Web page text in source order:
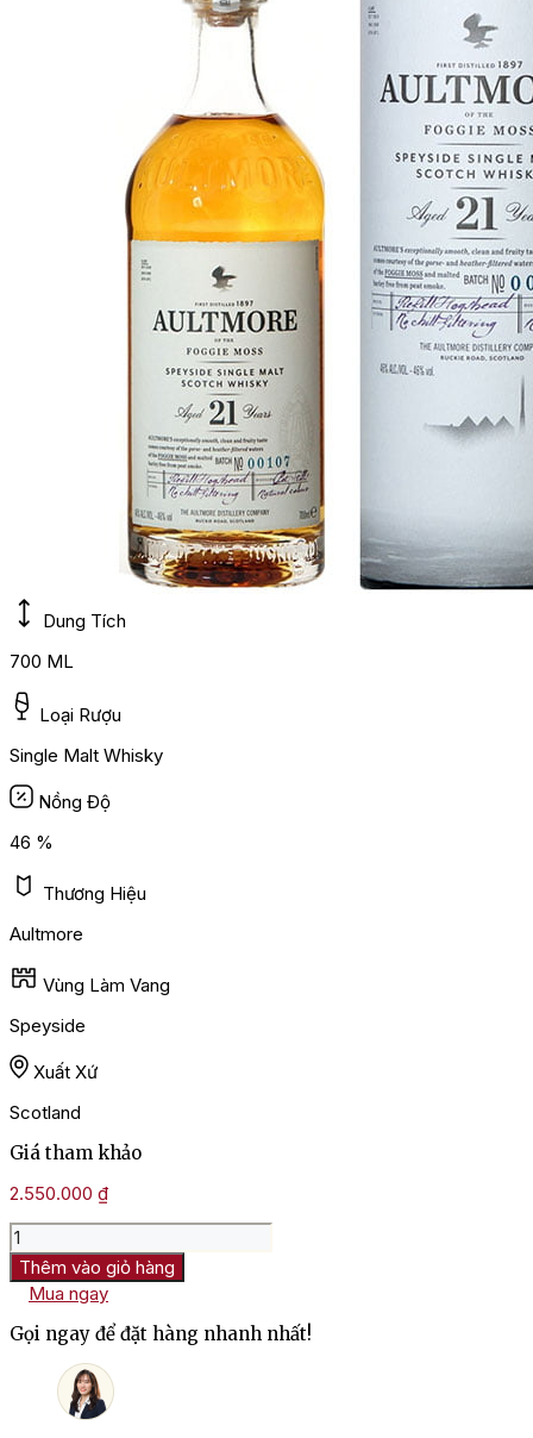
Dung Tích
700 ML
Loại Rượu
Single Malt Whisky
Nồng Độ
46 %
Thương Hiệu
Aultmore
Vùng Làm Vang
Speyside
Xuất Xứ
Scotland
Giá tham khảo
2.550.000 ₫
Rượu
Aultmore
21
Năm
số
lượng
Thêm vào giỏ hàng
Mua ngay
Gọi ngay để đặt hàng nhanh nhất!